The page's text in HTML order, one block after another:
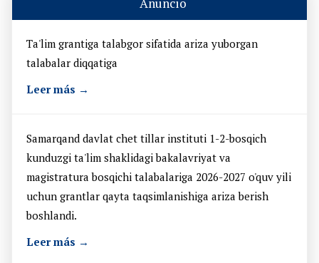
Anuncio
Ta'lim grantiga talabgor sifatida ariza yuborgan
talabalar diqqatiga
Leer más →
Samarqand davlat chet tillar instituti 1-2-bosqich
kunduzgi ta'lim shaklidagi bakalavriyat va
magistratura bosqichi talabalariga 2026-2027 o'quv yili
uchun grantlar qayta taqsimlanishiga ariza berish
boshlandi.
Leer más →